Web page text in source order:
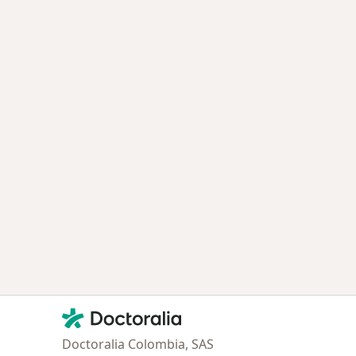
Contacto
Doctoralia - Página de inicio
Doctoralia Colombia, SAS